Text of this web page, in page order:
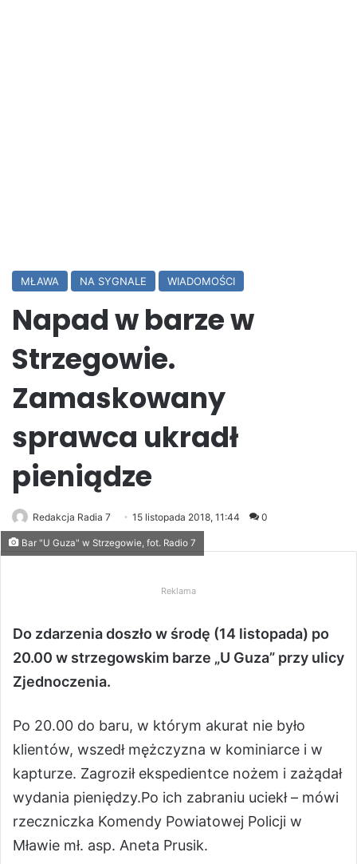
MŁAWA NA SYGNALE WIADOMOŚCI
Napad w barze w
Strzegowie.
Zamaskowany
sprawca ukradł
pieniądze
Redakcja Radia 7 15 listopada 2018, 11:44 0
Bar "U Guza" w Strzegowie, fot. Radio 7
Reklama
Do zdarzenia doszło w środę (14 listopada) po
20.00 w strzegowskim barze „U Guza” przy ulicy
Zjednoczenia.
Po 20.00 do baru, w którym akurat nie było
klientów, wszedł mężczyzna w kominiarce i w
kapturze. Zagroził ekspedientce nożem i zażądał
wydania pieniędzy.Po ich zabraniu uciekł – mówi
rzeczniczka Komendy Powiatowej Policji w
Mławie mł. asp. Aneta Prusik.